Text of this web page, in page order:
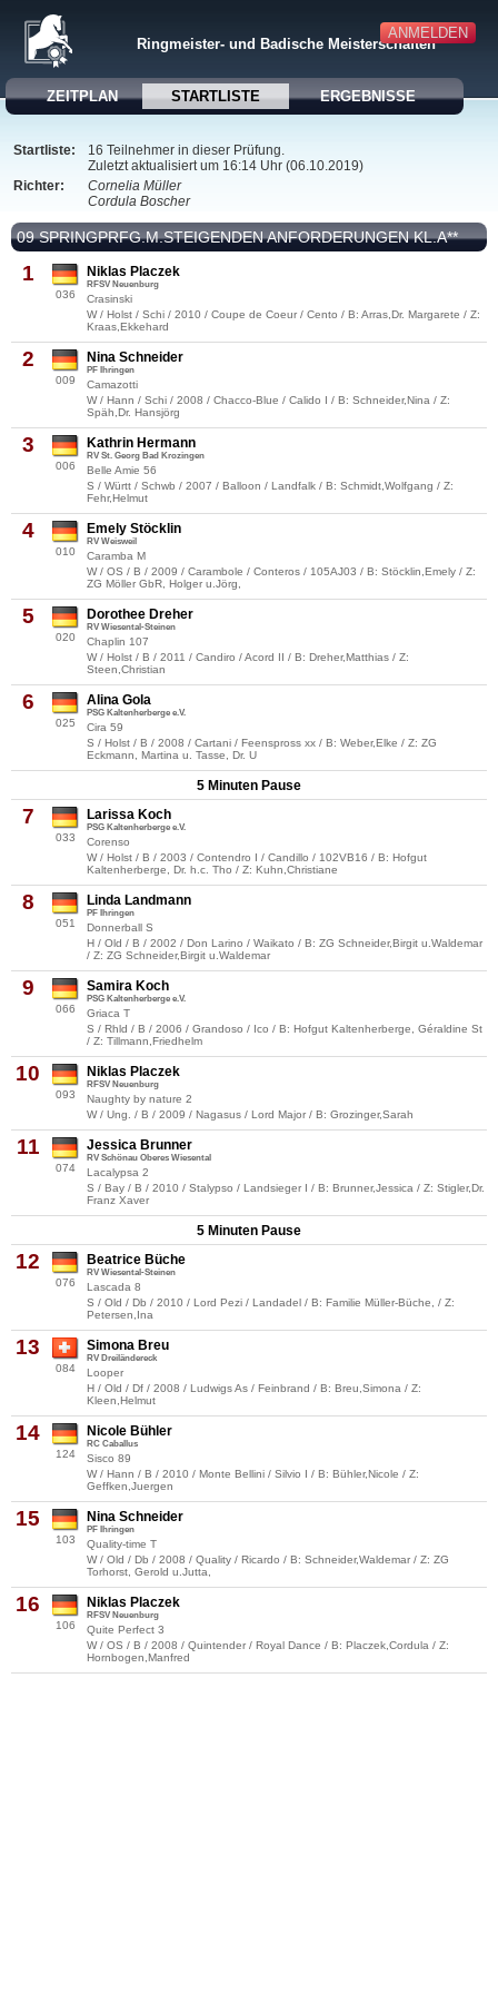
ANMELDEN
Ringmeister- und Badische Meisterschaften
ZEITPLAN STARTLISTE ERGEBNISSE
Startliste:
16 Teilnehmer in dieser Prüfung.
Zuletzt aktualisiert um 16:14 Uhr (06.10.2019)
Richter:
Cornelia Müller
Cordula Boscher
09 SPRINGPRFG.M.STEIGENDEN ANFORDERUNGEN KL.A**
1
036
Niklas Placzek
RFSV Neuenburg
Crasinski
W / Holst / Schi / 2010 / Coupe de Coeur / Cento / B: Arras,Dr. Margarete / Z:
Kraas,Ekkehard
2
009
Nina Schneider
PF Ihringen
Camazotti
W / Hann / Schi / 2008 / Chacco-Blue / Calido I / B: Schneider,Nina / Z:
Späh,Dr. Hansjörg
3
006
Kathrin Hermann
RV St. Georg Bad Krozingen
Belle Amie 56
S / Württ / Schwb / 2007 / Balloon / Landfalk / B: Schmidt,Wolfgang / Z:
Fehr,Helmut
4
010
Emely Stöcklin
RV Weisweil
Caramba M
W / OS / B / 2009 / Carambole / Conteros / 105AJ03 / B: Stöcklin,Emely / Z:
ZG Möller GbR, Holger u.Jörg,
5
020
Dorothee Dreher
RV Wiesental-Steinen
Chaplin 107
W / Holst / B / 2011 / Candiro / Acord II / B: Dreher,Matthias / Z:
Steen,Christian
6
025
Alina Gola
PSG Kaltenherberge e.V.
Cira 59
S / Holst / B / 2008 / Cartani / Feenspross xx / B: Weber,Elke / Z: ZG
Eckmann, Martina u. Tasse, Dr. U
5 Minuten Pause
7
033
Larissa Koch
PSG Kaltenherberge e.V.
Corenso
W / Holst / B / 2003 / Contendro I / Candillo / 102VB16 / B: Hofgut
Kaltenherberge, Dr. h.c. Tho / Z: Kuhn,Christiane
8
051
Linda Landmann
PF Ihringen
Donnerball S
H / Old / B / 2002 / Don Larino / Waikato / B: ZG Schneider,Birgit u.Waldemar
/ Z: ZG Schneider,Birgit u.Waldemar
9
066
Samira Koch
PSG Kaltenherberge e.V.
Griaca T
S / Rhld / B / 2006 / Grandoso / Ico / B: Hofgut Kaltenherberge, Géraldine St
/ Z: Tillmann,Friedhelm
10
093
Niklas Placzek
RFSV Neuenburg
Naughty by nature 2
W / Ung. / B / 2009 / Nagasus / Lord Major / B: Grozinger,Sarah
11
074
Jessica Brunner
RV Schönau Oberes Wiesental
Lacalypsa 2
S / Bay / B / 2010 / Stalypso / Landsieger I / B: Brunner,Jessica / Z: Stigler,Dr.
Franz Xaver
5 Minuten Pause
12
076
Beatrice Büche
RV Wiesental-Steinen
Lascada 8
S / Old / Db / 2010 / Lord Pezi / Landadel / B: Familie Müller-Büche, / Z:
Petersen,Ina
13
084
Simona Breu
RV Dreiländereck
Looper
H / Old / Df / 2008 / Ludwigs As / Feinbrand / B: Breu,Simona / Z:
Kleen,Helmut
14
124
Nicole Bühler
RC Caballus
Sisco 89
W / Hann / B / 2010 / Monte Bellini / Silvio I / B: Bühler,Nicole / Z:
Geffken,Juergen
15
103
Nina Schneider
PF Ihringen
Quality-time T
W / Old / Db / 2008 / Quality / Ricardo / B: Schneider,Waldemar / Z: ZG
Torhorst, Gerold u.Jutta,
16
106
Niklas Placzek
RFSV Neuenburg
Quite Perfect 3
W / OS / B / 2008 / Quintender / Royal Dance / B: Placzek,Cordula / Z:
Hornbogen,Manfred